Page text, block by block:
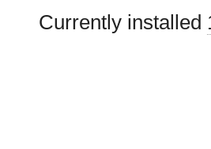
Currently installed